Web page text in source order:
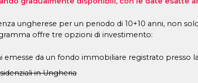
ungherese per un periodo di 10+10 anni, non
offre tre opzioni di investimento:
emesse da un fondo immobiliare registrato presso
in Ungheria